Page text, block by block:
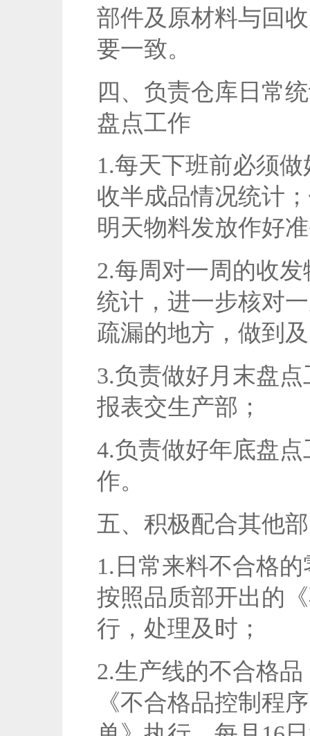
部件及原材料与回
要一致。
四、负责仓库日常
盘点工作
1.每天下班前必须
收半成品情况统计
明天物料发放作好
2.每周对一周的收
统计，进一步核对
疏漏的地方，做到
3.负责做好月末盘
报表交生产部；
4.负责做好年底盘
作。
五、积极配合其他
1.日常来料不合格
按照品质部开出的
行，处理及时；
2.生产线的不合格
《不合格品控制程